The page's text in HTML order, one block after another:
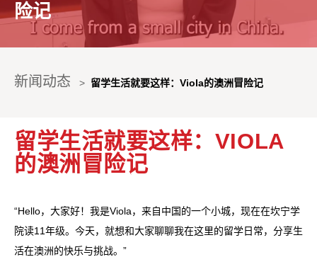
险记
新闻动态 > 留学生活就要这样：Viola的澳洲冒险记
留学生活就要这样：VIOLA
的澳洲冒险记
“Hello，大家好！我是Viola，来自中国的一个小城，现在在坎宁学
院读11年级。今天，就想和大家聊聊我在这里的留学日常，分享生
活在澳洲的快乐与挑战。”